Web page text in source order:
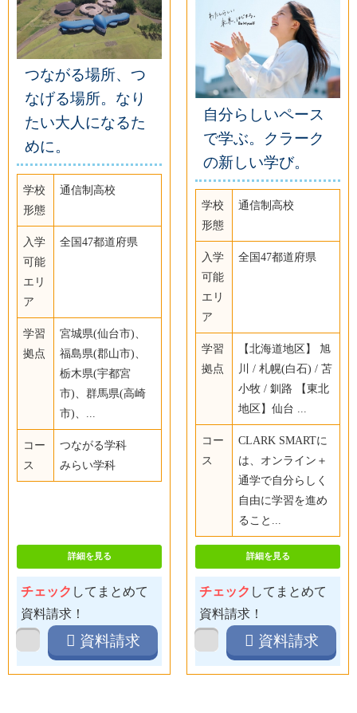
つながる場所、つ
なげる場所。なり
たい大人になるた
めに。
学校
形態
通信制高校
入学
可能
エリ
ア
全国47都道府県
学習
拠点
宮城県(仙台市)、
福島県(郡山市)、
栃木県(宇都宮
市)、群馬県(高崎
市)、...
コー
ス
つながる学科
みらい学科
詳細を見る
チェック してまとめて
資料請求！
資料請求
自分らしいペース
で学ぶ。クラーク
の新しい学び。
学校
形態
通信制高校
入学
可能
エリ
ア
全国47都道府県
学習
拠点
【北海道地区】 旭
川 / 札幌(白石) / 苫
小牧 / 釧路 【東北
地区】仙台 ...
コー
ス
CLARK SMARTに
は、オンライン＋
通学で自分らしく
自由に学習を進め
ること...
詳細を見る
チェック してまとめて
資料請求！
資料請求